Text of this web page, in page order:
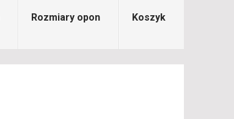
Rozmiary opon Koszyk